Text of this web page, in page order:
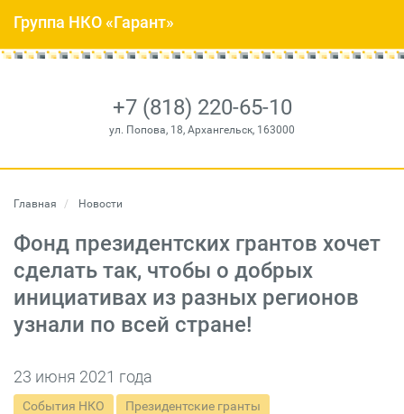
+7 (818) 220-65-10
ул. Попова, 18, Архангельск, 163000
Группа НКО «Гарант»
Главная Новости
Фонд президентских грантов хочет
сделать так, чтобы о добрых
инициативах из разных регионов
узнали по всей стране!
23 июня 2021 года
События НКО Президентские гранты